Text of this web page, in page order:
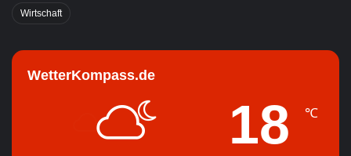
Wirtschaft
WetterKompass.de
18 ℃